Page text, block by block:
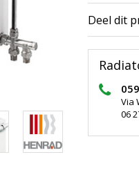
Deel dit
Via
06